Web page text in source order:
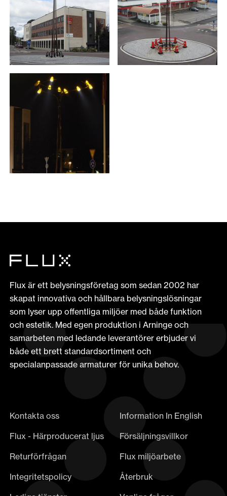
Flux är ett belysningsföretag som sedan 2002 har
skapat innovativa och hållbara belysningslösningar
som lyser upp offentliga miljöer med både funktion
och estetik. Med egen produktion i Arninge och
samarbeten med ledande leverantörer erbjuder vi
både ett brett standardsortiment och
specialanpassade armaturer för unika behov.
Kontakta oss
Information In English
Flux - Härproducerat ljus
Försäljningsvillkor
Returförfrågan
Flux miljöarbete
Integritetspolicy
Återbruk